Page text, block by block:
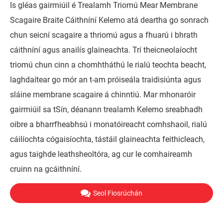
Is gléas gairmiúil é Trealamh Triomú Mear Membrane
Scagaire Braite Cáithníní Kelemo atá deartha go sonrach
chun seicní scagaire a thriomú agus a fhuarú i bhrath
cáithníní agus anailís glaineachta. Trí theicneolaíocht
triomú chun cinn a chomhtháthú le rialú teochta beacht,
laghdaítear go mór an t-am próiseála traidisiúnta agus
sláine membrane scagaire á chinntiú. Mar mhonaróir
gairmiúil sa tSín, déanann trealamh Kelemo sreabhadh
oibre a bharrfheabhsú i monatóireacht comhshaoil, rialú
cáilíochta cógaisíochta, tástáil glaineachta feithicleach,
agus taighde leathsheoltóra, ag cur le comhaireamh
cruinn na gcáithníní.
Seol Fiosrúchán